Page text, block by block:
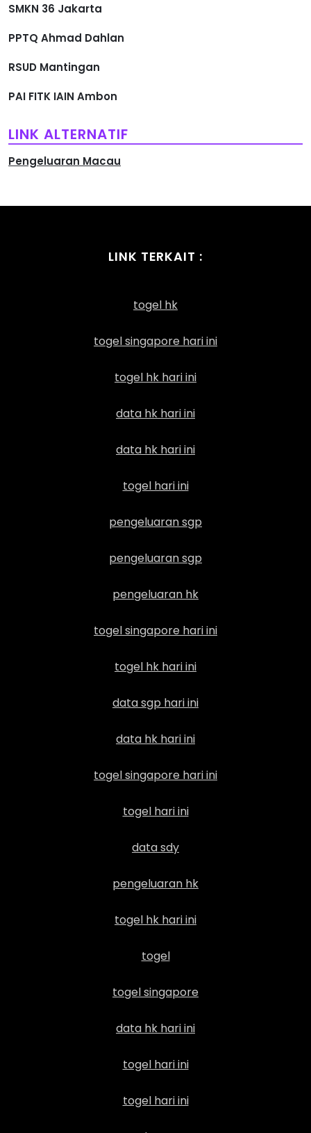
SMKN 36 Jakarta
PPTQ Ahmad Dahlan
RSUD Mantingan
PAI FITK IAIN Ambon
LINK ALTERNATIF
Pengeluaran Macau
LINK TERKAIT :
togel hk
togel singapore hari ini
togel hk hari ini
data hk hari ini
data hk hari ini
togel hari ini
pengeluaran sgp
pengeluaran sgp
pengeluaran hk
togel singapore hari ini
togel hk hari ini
data sgp hari ini
data hk hari ini
togel singapore hari ini
togel hari ini
data sdy
pengeluaran hk
togel hk hari ini
togel
togel singapore
data hk hari ini
togel hari ini
togel hari ini